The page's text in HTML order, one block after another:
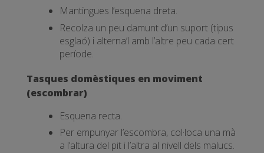
Mantingues l’esquena dreta.
Recolza un peu damunt d’un suport (tipus
esglaó) i alterna’l amb l’altre peu cada cert
període.
Tasques domèstiques en moviment
(escombrar)
Esquena recta.
Per empunyar l’escombra, col·loca una mà
a l’altura del pit i l’altra al nivell dels malucs.